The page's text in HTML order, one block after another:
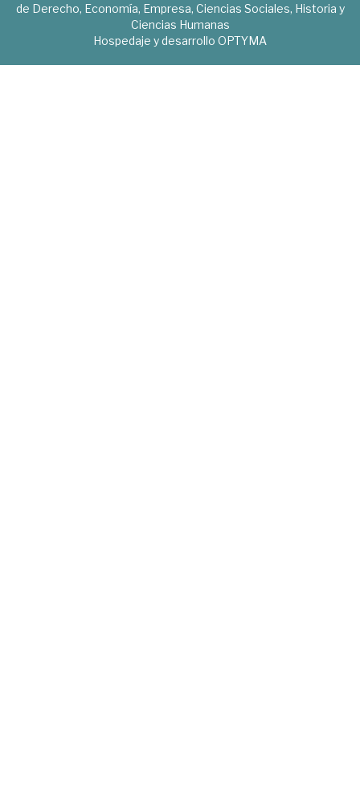
de Derecho, Economía, Empresa, Ciencias Sociales, Historia y
Ciencias Humanas
Hospedaje y desarrollo OPTYMA